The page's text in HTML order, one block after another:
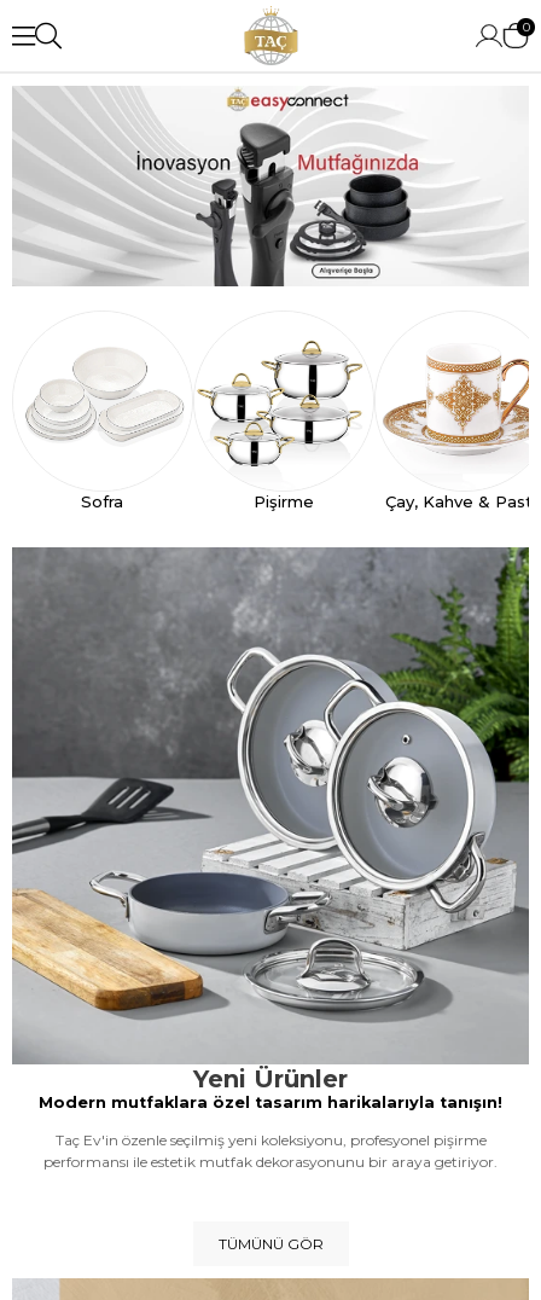
0
Sofra Pişirme Çay, Kahve &
Yeni Ürünler
Modern mutfaklara özel tasarım harikalarıyla tanışın!
Taç Ev'in özenle seçilmiş yeni koleksiyonu, profesyonel pişirme
performansı ile estetik mutfak dekorasyonunu bir araya getiriyor.
TÜMÜNÜ GÖR